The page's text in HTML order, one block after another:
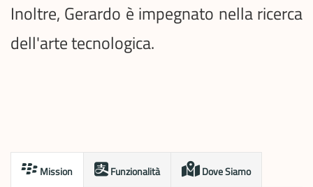
Inoltre, Gerardo è impegnato nella ricerca
dell'arte tecnologica.
Mission Funzionalità Dove Siamo